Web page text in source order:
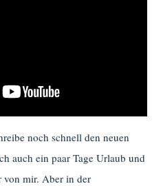
noch schnell den neuen
auch ein paar Tage Urlaub und
von mir. Aber in der